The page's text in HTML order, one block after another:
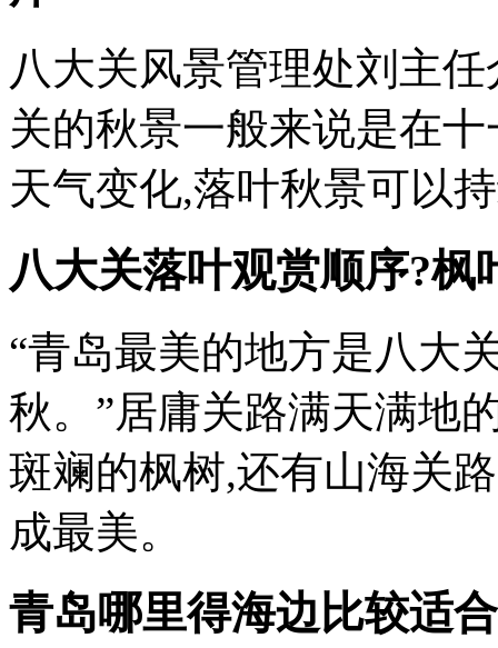
八大关风景管理处刘主
关的秋景一般来说是在
天气变化,落叶秋景可以
八大关落叶观赏顺序?枫
“青岛最美的地方是八大
秋。”居庸关路满天满地
斑斓的枫树,还有山海关
成最美。
青岛哪里得海边比较适